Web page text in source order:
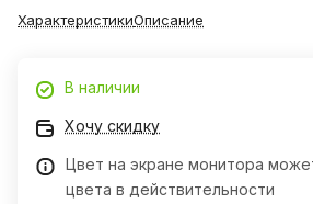
ХарактеристикиОписание
В наличии
Хочу скидку
Цвет на экране монитора
цвета в действительности